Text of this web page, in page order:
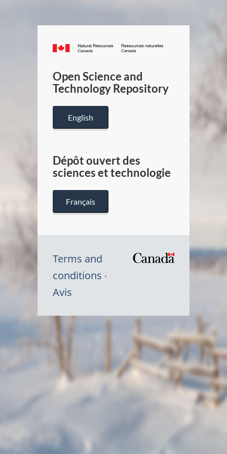
Canada.ca
/
Canada
Open Science and
Technology Repository
English
Dépôt ouvert des
sciences et technologie
Français
Terms and
conditions
Avis
Symbole
Canada